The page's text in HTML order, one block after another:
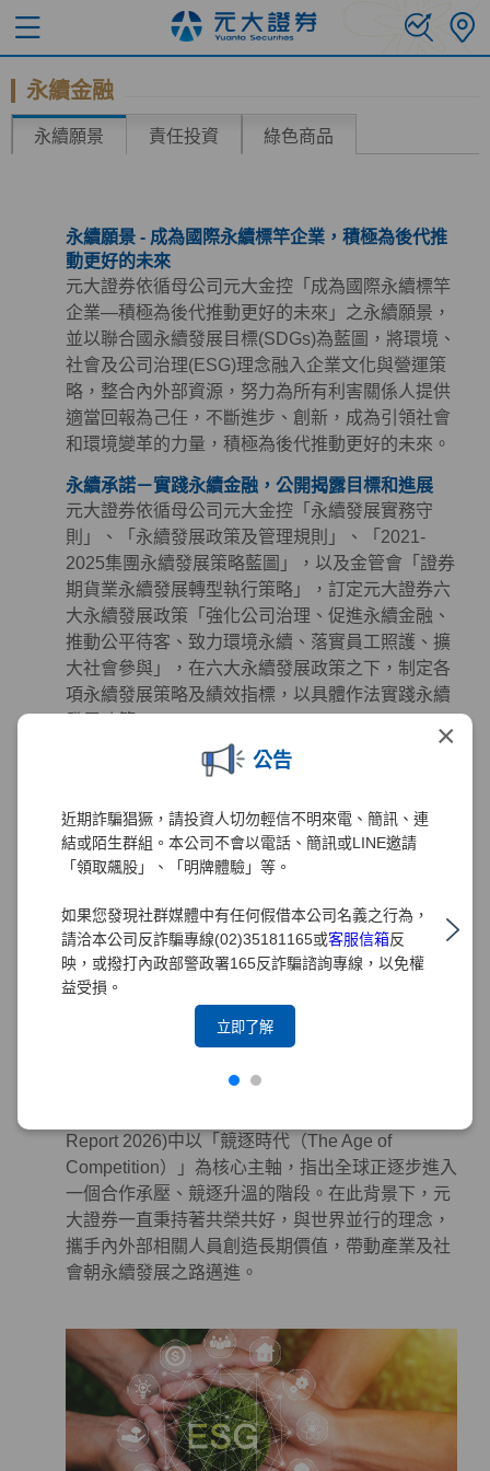
×
公告
近期詐騙猖獗，請投資人切勿輕信不明來電、簡訊、連
結或陌生群組。本公司不會以電話、簡訊或LINE邀請
「領取飆股」、「明牌體驗」等。
如果您發現社群媒體中有任何假借本公司名義之行為，
請洽本公司反詐騙專線(02)35181165或客服信箱反
映，或撥打內政部警政署165反詐騙諮詢專線，以免權
益受損。
立即了解
永續金融
永續願景 責任投資 綠色商品
永續願景 - 成為國際永續標竿企業，積極為後代推
動更好的未來
元大證券依循母公司元大金控「成為國際永續標竿
企業—積極為後代推動更好的未來」之永續願景，
並以聯合國永續發展目標(SDGs)為藍圖，將環境、
社會及公司治理(ESG)理念融入企業文化與營運策
略，整合內外部資源，努力為所有利害關係人提供
適當回報為己任，不斷進步、創新，成為引領社會
和環境變革的力量，積極為後代推動更好的未來。
永續承諾－實踐永續金融，公開揭露目標和進展
元大證券依循母公司元大金控「永續發展實務守
則」、「永續發展政策及管理規則」、「2021-
2025集團永續發展策略藍圖」，以及金管會「證券
期貨業永續發展轉型執行策略」，訂定元大證券六
大永續發展政策「強化公司治理、促進永續金融、
推動公平待客、致力環境永續、落實員工照護、擴
大社會參與」，在六大永續發展政策之下，制定各
項永續發展策略及績效指標，以具體作法實踐永續
永續金融 - 掌握先機、創造財富、誠信服務、保障
元大證券致力於提供投資人創新與高品質的金融服
務且從未懈怠，多年來秉持著「掌握先機、創造財
富、誠信服務、保障權益」的經營理念努力，在深
司治理、客戶權益、員工照護、環境永續及社會公
益等領域的正向發展。元大證券同時正視氣候及社
會變遷帶來的風險、機會與挑戰，透過長期規劃並
系統性地投入永續作為於金融商品及服務，以對社
會及環境產生正面影響。
世界經濟論壇（World Economic Forum, WEF）發
Report 2026)中以「競逐時代（The Age of
Competition）」為核心主軸，指出全球正逐步進入
一個合作承壓、競逐升溫的階段。在此背景下，元
大證券一直秉持著共榮共好，與世界並行的理念，
攜手內外部相關人員創造長期價值，帶動產業及社
會朝永續發展之路邁進。